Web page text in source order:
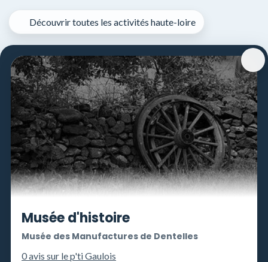
Découvrir toutes les activités haute-loire
Musée d'histoire
Musée des Manufactures de Dentelles
0 avis sur le p'ti Gaulois